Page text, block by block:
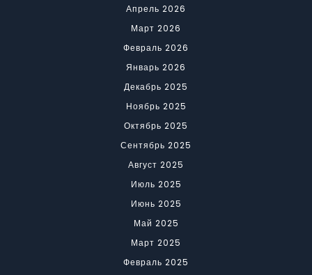
Апрель 2026
Март 2026
Февраль 2026
Январь 2026
Декабрь 2025
Ноябрь 2025
Октябрь 2025
Сентябрь 2025
Август 2025
Июль 2025
Июнь 2025
Май 2025
Март 2025
Февраль 2025